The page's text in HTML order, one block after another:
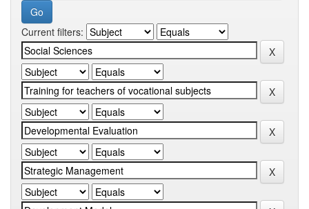
Current filters: